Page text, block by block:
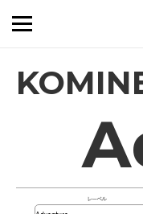
レーベル